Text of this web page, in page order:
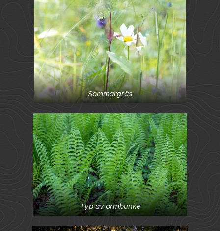
Sommargräs
Typ av ormbunke